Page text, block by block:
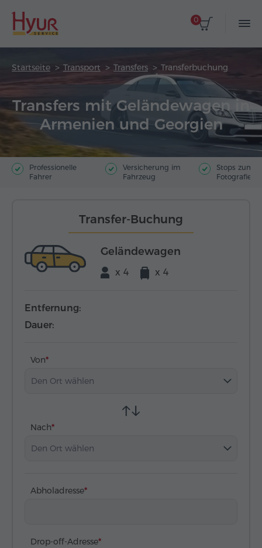
0
Startseite Transport Transfers Transferbuchung
Transfers mit Geländewagen in
Armenien und Georgien
Professionelle
Fahrer
Versicherung im
Fahrzeug
Stops zum
Transfer-Buchung
Geländewagen
x 4 x 4
Entfernung:
Dauer:
Von
Den Ort wählen
Nach
Den Ort wählen
Abholadresse
Drop-off-Adresse